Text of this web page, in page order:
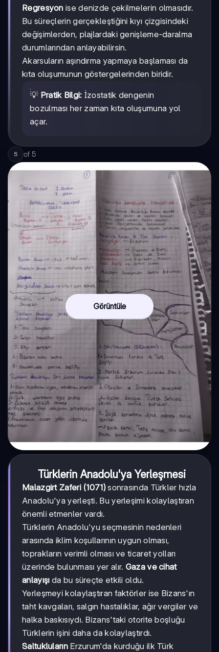
Regresyon ise denizde çekilmelerin olmasıdır.
Bu süreçlerin gerçekleştiğini kıyı çizgisindeki
değişimlerden, plajlardaki genişleme-daralma
durumlarından anlayabilirsin.
Akarsuların aşındırma yapmaya başlaması da
kıta oluşumunun göstergelerinden biridir.
💡 Pratik Bilgi: İzostatik dengenin
bozulması her zaman kıta oluşumuna yol
açar.
5 of 5
Görüntüle
Türklerin Anadolu'ya Yerleşmesi
Malazgirt Zaferi (1071)sonrasında Türkler hızla
Anadolu'ya yerleşti. Bu yerleşimi kolaylaştıran
önemli etmenler vardı.
Türklerin Anadolu'yu seçmesinin nedenleri
arasında iklim koşullarının uygun olması,
toprakların verimli olması ve ticaret yolları
üzerinde bulunması yer alır. Gaza ve cihat
anlayışı da bu süreçte etkili oldu.
Yerleşmeyi kolaylaştıran faktörler ise Bizans'ın
taht kavgaları, salgın hastalıklar, ağır vergiler ve
halka baskısıydı. Bizans'taki otorite boşluğu
Türklerin işini daha da kolaylaştırdı.
SaltuklularınErzurum'da kurduğu ilk Türk